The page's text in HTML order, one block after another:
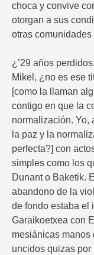
choca y convive
otorgan a sus
otras comunidades
¿’29 años
Mikel, ¿no es ese
[como la llaman
contigo en que la
normalización. Yo,
la paz y la
perfecta?] con
simples como los
Dunant o Baketik.
abandono de la
de fondo estaba el
Garaikoetxea con
mesiánicas manos
uncidos quizas